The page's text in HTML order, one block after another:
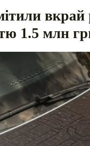
вкрай
1.5 млн